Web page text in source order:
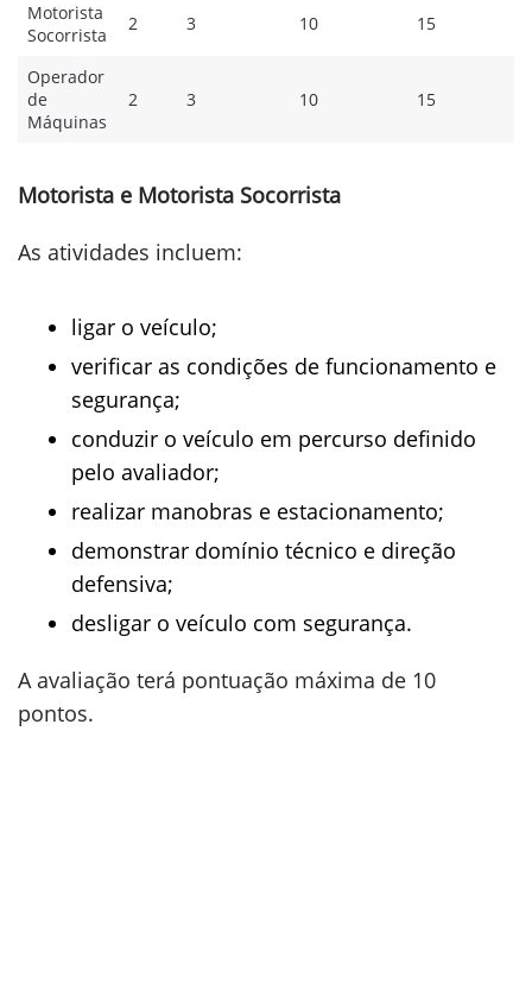
Motorista
Socorrista
2 3 10 15
Operador
de
Máquinas
2 3 10 15
Motorista e Motorista Socorrista
As atividades incluem:
ligar o veículo;
verificar as condições de funcionamento e
segurança;
conduzir o veículo em percurso definido
pelo avaliador;
realizar manobras e estacionamento;
demonstrar domínio técnico e direção
defensiva;
desligar o veículo com segurança.
A avaliação terá pontuação máxima de 10
pontos.